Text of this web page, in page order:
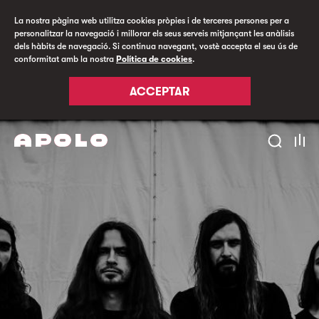
La nostra pàgina web utilitza cookies pròpies i de terceres persones per a
personalitzar la navegació i millorar els seus serveis mitjançant les anàlisis
dels hàbits de navegació. Si continua navegant, vostè accepta el seu ús de
conformitat amb la nostra Política de cookies.
ACCEPTAR